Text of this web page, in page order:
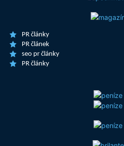
PR články
PR článek
seo pr články
PR články